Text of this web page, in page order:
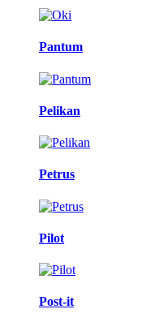
Pantum
Pelikan
Petrus
Pilot
Post-it